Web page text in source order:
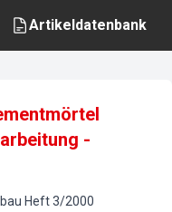
Artikeldatenbank
-
Heft3/2000